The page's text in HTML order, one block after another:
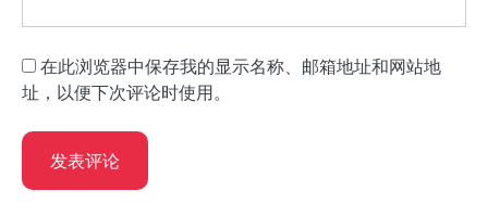
在此浏览器中保存我的显示名称、邮箱地址和网站地
址，以便下次评论时使用。